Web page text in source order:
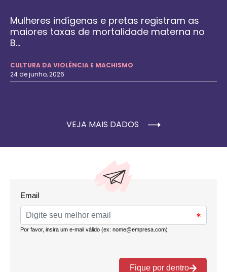
Mulheres indígenas e pretas registram as
maiores taxas de mortalidade materna no
B...
CULTURA DA VIOLÊNCIA E MACHISMO
24 de junho, 2026
VEJA MAIS DADOS